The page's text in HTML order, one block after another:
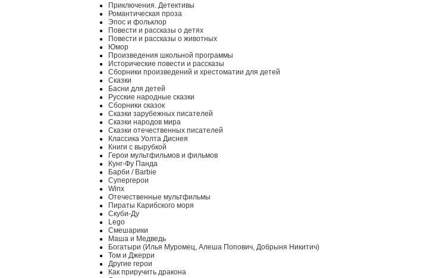
Приключения. Детективы
Романтическая проза
Эпос и фольклор
Повести и рассказы о детях
Повести и рассказы о животных
Юмор
Произведения школьной программы
Исторические повести и рассказы
Сборники произведений и хрестоматии для детей
Сказки
Басни для детей
Русские народные сказки
Сборники сказок
Сказки зарубежных писателей
Сказки народов мира
Сказки отечественных писателей
Классика Уолта Диснея
Книги с вырубкой
Герои мультфильмов и фильмов
Кунг-Фу Панда
Барби / Barbie
Супергерои
Winx
Отечественные мультфильмы
Пираты Карибского моря
Скуби-Ду
Lego
Смешарики
Маша и Медведь
Богатыри (Илья Муромец, Алеша Попович, Добрыня Никитич)
Том и Джерри
Другие герои
Как приручить дракона